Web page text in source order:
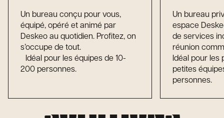
Un bureau conçu pour vous,
équipé, opéré et animé par
Deskeo au quotidien. Profitez, on
s’occupe de tout.
Idéal pour les équipes de 10-
200 personnes.
Un bureau
espace
de services
réunion
Idéal pour les
petites
personnes.